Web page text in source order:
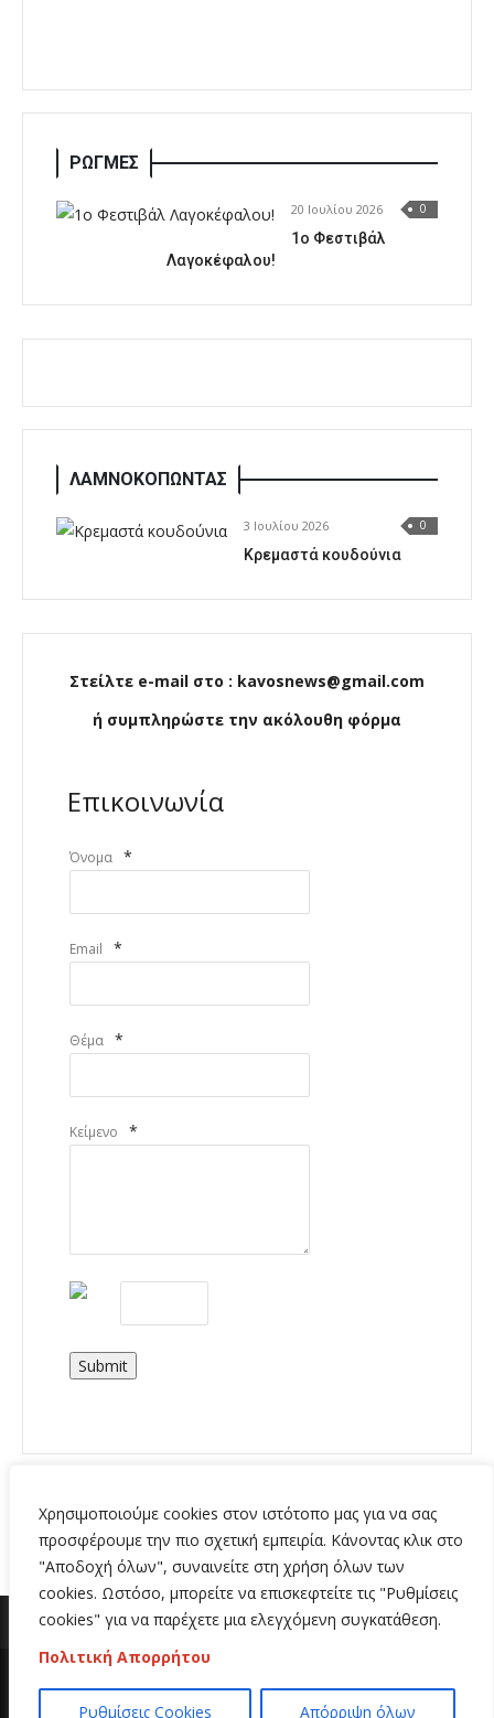
Χρησιμοποιούμε cookies στον ιστότοπο μας για να σας
προσφέρουμε την πιο σχετική εμπειρία. Κάνοντας κλικ στο
"Αποδοχή όλων", συναινείτε στη χρήση όλων των
cookies. Ωστόσο, μπορείτε να επισκεφτείτε τις "Ρυθμίσεις
cookies" για να παρέχετε μια ελεγχόμενη συγκατάθεση.
Πολιτική Απορρήτου
Ρυθμίσεις Cookies Απόρριψη όλων
ΡΩΓΜΕΣ
20 Ιουλίου 2026 0
1o Φεστιβάλ
Λαγοκέφαλου!
ΛΑΜΝΟΚΟΠΩΝΤΑΣ
3 Ιουλίου 2026 0
Κρεμαστά κουδούνια
Στείλτε e-mail στο : kavosnews@gmail.com
ή συμπληρώστε την ακόλουθη φόρμα
Επικοινωνία
Όνομα *
Email *
Θέμα *
Κείμενο *
Submit
Copyright 2020 | All Rights Reserved | Κατασκευή